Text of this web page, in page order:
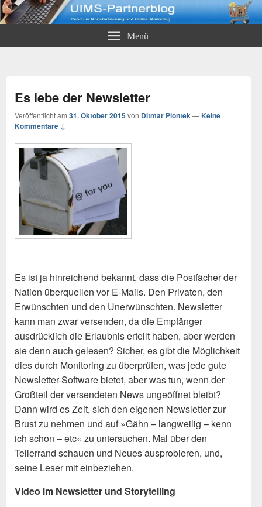
UIMS-Partnerblog
Rund um Monetarisierung und Online-Marketing
Menü
Es lebe der Newsletter
Veröffentlicht am 31. Oktober 2015von Ditmar Piontek—Keine
Kommentare ↓
Es ist ja hinreichend bekannt, dass die Postfächer der
Nation überquellen vor E-Mails. Den Privaten, den
Erwünschten und den Unerwünschten. Newsletter
kann man zwar versenden, da die Empfänger
ausdrücklich die Erlaubnis erteilt haben, aber werden
sie denn auch gelesen? Sicher, es gibt die Möglichkeit
dies durch Monitoring zu überprüfen, was jede gute
Newsletter-Software bietet, aber was tun, wenn der
Großteil der versendeten News ungeöffnet bleibt?
Dann wird es Zeit, sich den eigenen Newsletter zur
Brust zu nehmen und auf »Gähn – langweilig – kenn
ich schon – etc« zu untersuchen. Mal über den
Tellerrand schauen und Neues ausprobieren, und,
seine Leser mit einbeziehen.
Video im Newsletter und Storytelling